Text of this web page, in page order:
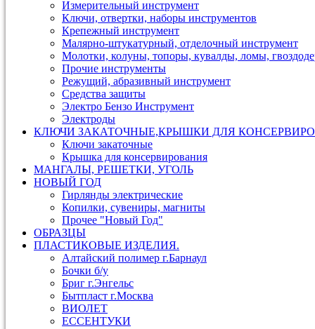
Измерительный инструмент
Ключи, отвертки, наборы инструментов
Крепежный инструмент
Малярно-штукатурный, отделочный инструмент
Молотки, колуны, топоры, кувалды, ломы,
Прочие инструменты
Режущий, абразивный инструмент
Средства защиты
Электро Бензо Инструмент
Электроды
КЛЮЧИ ЗАКАТОЧНЫЕ,КРЫШКИ ДЛЯ
Ключи закаточные
Крышка для консервирования
МАНГАЛЫ, РЕШЕТКИ, УГОЛЬ
НОВЫЙ ГОД
Гирлянды электрические
Копилки, сувениры, магниты
Прочее "Новый Год"
ОБРАЗЦЫ
ПЛАСТИКОВЫЕ ИЗДЕЛИЯ.
Алтайский полимер г.Барнаул
Бочки б/у
Бриг г.Энгельс
Бытпласт г.Москва
ВИОЛЕТ
ЕССЕНТУКИ